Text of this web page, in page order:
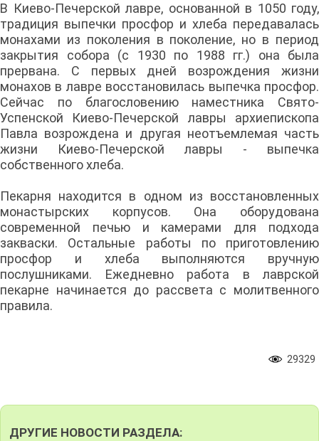
В Киево-Печерской лавре, основанной в 1050 году,
традиция выпечки просфор и хлеба передавалась
монахами из поколения в поколение, но в период
закрытия собора (с 1930 по 1988 гг.) она была
прервана. С первых дней возрождения жизни
монахов в лавре восстановилась выпечка просфор.
Сейчас по благословению наместника Свято-
Успенской Киево-Печерской лавры архиепископа
Павла возрождена и другая неотъемлемая часть
жизни Киево-Печерской лавры - выпечка
собственного хлеба.
Пекарня находится в одном из восстановленных
монастырских корпусов. Она оборудована
современной печью и камерами для подхода
закваски. Остальные работы по приготовлению
просфор и хлеба выполняются вручную
послушниками. Ежедневно работа в лаврской
пекарне начинается до рассвета с молитвенного
правила.
29329
ДРУГИЕ НОВОСТИ РАЗДЕЛА: